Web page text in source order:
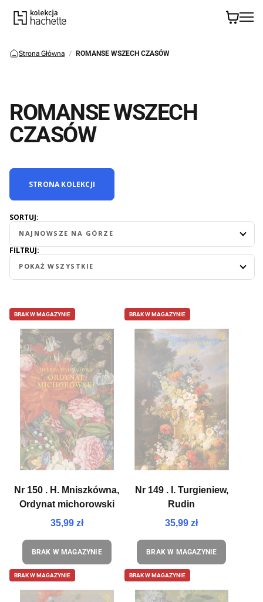
Strona Główna ROMANSE WSZECH CZASÓW
ROMANSE WSZECH
CZASÓW
STRONA KOLEKCJI
SORTUJ:
NAJNOWSZE NA GÓRZE
FILTRUJ:
POKAŻ WSZYSTKIE
BRAK W MAGAZYNIE
Nr 150 . H. Mniszkówna,
Ordynat michorowski
35,99 zł
BRAK W MAGAZYNIE
BRAK W MAGAZYNIE
Nr 149 . I. Turgieniew,
Rudin
35,99 zł
BRAK W MAGAZYNIE
BRAK W MAGAZYNIE BRAK W MAGAZYNIE